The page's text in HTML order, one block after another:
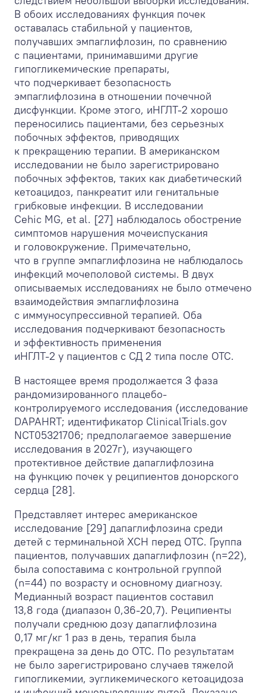
В обоих исследованиях функция почек
оставалась стабильной у пациентов,
получавших эмпаглифлозин, по сравнению
с пациентами, принимавшими другие
гипогликемические препараты,
что подчеркивает безопасность
эмпаглифлозина в отношении почечной
дисфункции. Кроме этого, иНГЛТ-2 хорошо
переносились пациентами, без серьезных
побочных эффектов, приводящих
к прекращению терапии. В американском
исследовании не было зарегистрировано
побочных эффектов, таких как диабетический
кетоацидоз, панкреатит или генитальные
грибковые инфекции. В исследовании
Cehic MG, et al. [27] наблюдалось обострение
симптомов нарушения мочеиспускания
и головокружение. Примечательно,
что в группе эмпаглифлозина не наблюдалось
инфекций мочеполовой системы. В двух
описываемых исследованиях не было отмечено
взаимодействия эмпаглифлозина
с иммуносупрессивной терапией. Оба
исследования подчеркивают безопасность
и эффективность применения
иНГЛТ-2 у пациентов с СД 2 типа после ОТС.
В настоящее время продолжается 3 фаза
рандомизированного плацебо-
контролируемого исследования (исследование
DAPAHRT; идентификатор ClinicalTrials.gov
NCT05321706; предполагаемое завершение
исследования в 2027г), изучающего
протективное действие дапаглифлозина
на функцию почек у реципиентов донорского
сердца [28].
Представляет интерес американское
исследование [29] дапаглифлозина среди
детей с терминальной ХСН перед ОТС. Группа
пациентов, получавших дапаглифлозин (n=22),
была сопоставима с контрольной группой
(n=44) по возрасту и основному диагнозу.
Медианный возраст пациентов составил
13,8 года (диапазон 0,36-20,7). Реципиенты
получали среднюю дозу дапаглифлозина
0,17 мг/кг 1 раз в день, терапия была
прекращена за день до ОТС. По результатам
не было зарегистрировано случаев тяжелой
гипогликемии, эугликемического кетоацидоза